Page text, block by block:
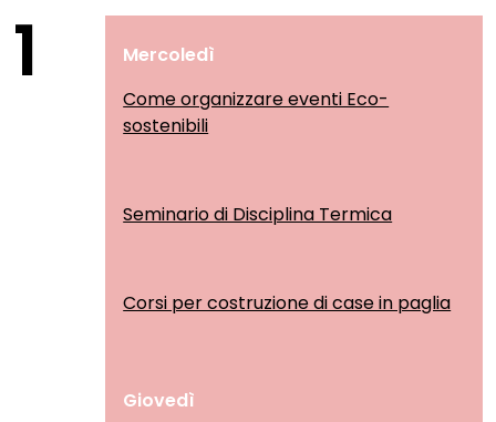
1
Mercoledì
Come organizzare eventi Eco-
sostenibili
Seminario di Disciplina Termica
Corsi per costruzione di case in paglia
Giovedì